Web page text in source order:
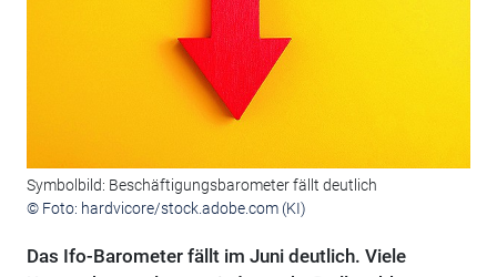
Symbolbild: Beschäftigungsbarometer fällt deutlich
© Foto: hardvicore/stock.adobe.com (KI)
Das Ifo-Barometer fällt im Juni deutlich. Viele